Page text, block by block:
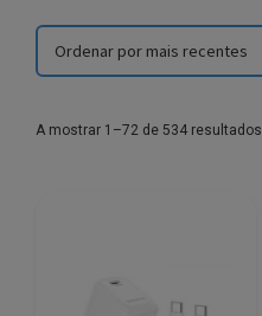
A mostrar 1–72 de 534 resultados